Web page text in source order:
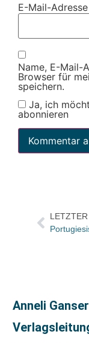
E-Mail-Adresse
Name, E-Mail-
Browser für
speichern.
Ja, ich
abonnieren
Anneli